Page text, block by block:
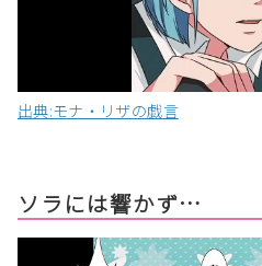
出典:モナ・リザの戯言
ソラには響かず…